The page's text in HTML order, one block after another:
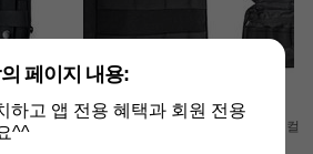
EDC
]
VIPERADE 바이펄러드 CHP2 택티컬
페이지 내용:
하고 앱 전용 혜택과 회원 전용
^^